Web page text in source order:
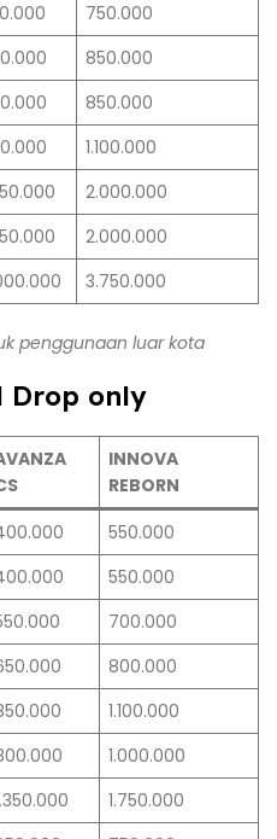
750.000
850.000
850.000
1.100.000
2.000.000
2.000.000
3.750.000
penggunaan luar kota
Drop only
INNOVA
REBORN
550.000
550.000
700.000
800.000
1.100.000
1.000.000
1.750.000